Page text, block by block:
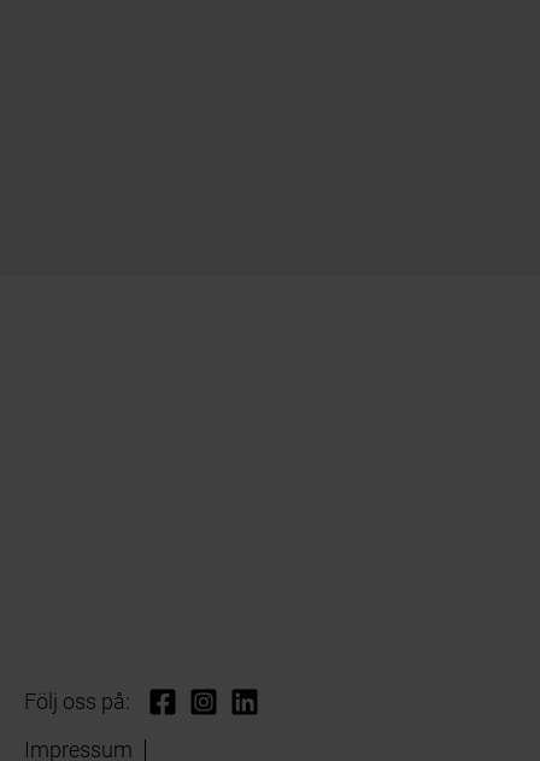
Följ oss på:
Impressum